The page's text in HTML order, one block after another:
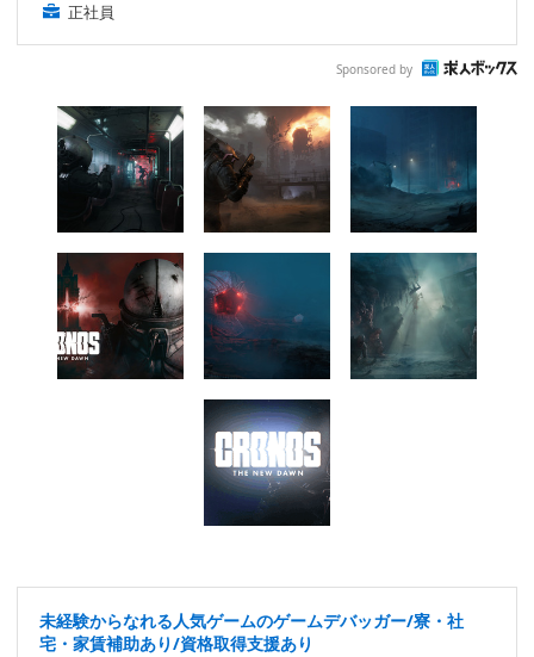
正社員
Sponsored by
未経験からなれる人気ゲームのゲームデバッガー/寮・社
宅・家賃補助あり/資格取得支援あり